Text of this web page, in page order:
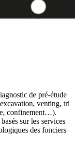
de pré-étude
venting, tri
confinement…).
sur les services
des fonciers